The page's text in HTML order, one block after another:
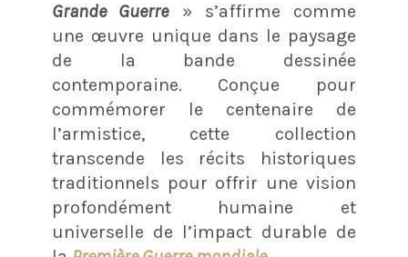
Grande Guerre» s’affirme comme
une œuvre unique dans le paysage
de la bande dessinée
contemporaine. Conçue pour
commémorer le centenaire de
l’armistice, cette collection
transcende les récits historiques
traditionnels pour offrir une vision
profondément humaine et
universelle de l’impact durable de